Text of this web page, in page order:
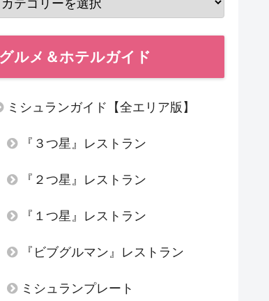
グルメ＆ホテルガイド
ミシュランガイド【全エリア版】
『３つ星』レストラン
『２つ星』レストラン
『１つ星』レストラン
『ビブグルマン』レストラン
ミシュランプレート